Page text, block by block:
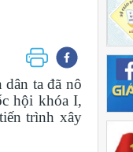
ta đã nô
hội khóa I,
trình xây